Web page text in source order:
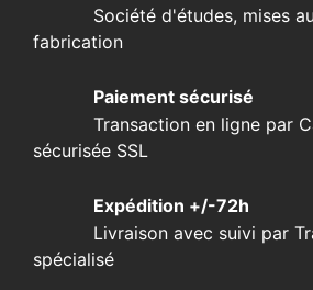
Société d'études, mises
fabrication
Paiement sécurisé
Transaction en ligne par
sécurisée SSL
Expédition +/-72h
Livraison avec suivi par
spécialisé